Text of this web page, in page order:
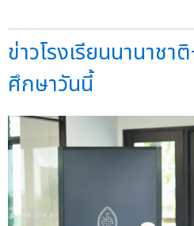
ข่าวโรงเรียนนานาช
ศึกษาวันนี้